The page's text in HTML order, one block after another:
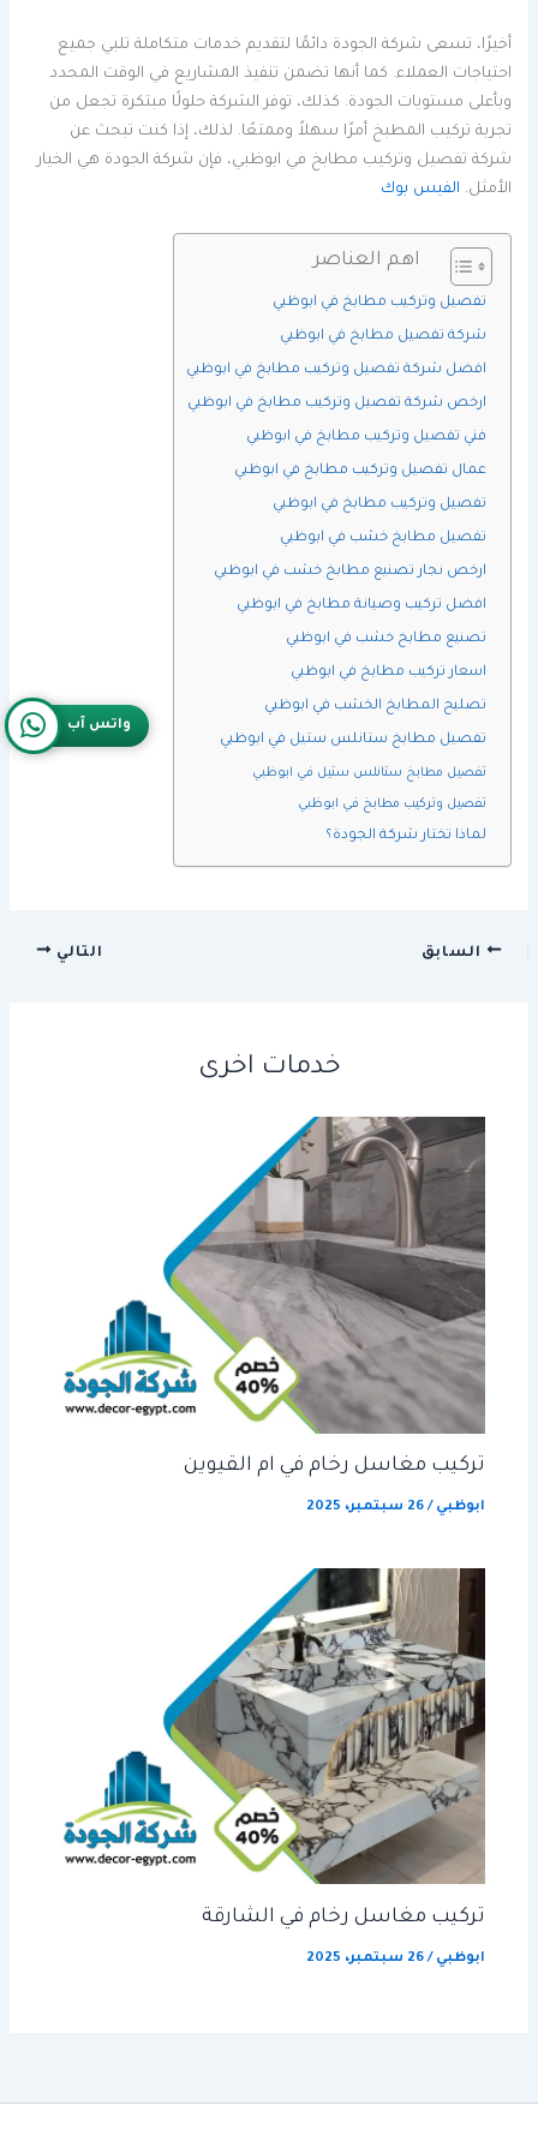
أخيرًا، تسعى شركة الجودة دائمًا لتقديم خدمات متكاملة تلبي جميع
احتياجات العملاء. كما أنها تضمن تنفيذ المشاريع في الوقت المحدد
وبأعلى مستويات الجودة. كذلك، توفر الشركة حلولًا مبتكرة تجعل من
تجربة تركيب المطبخ أمرًا سهلاً وممتعًا. لذلك، إذا كنت تبحث عن
شركة تفصيل وتركيب مطابخ في ابوظبي، فإن شركة الجودة هي الخيار
الأمثل. الفيس بوك
اهم العناصر
تفصيل وتركيب مطابخ في ابوظبي
شركة تفصيل مطابخ في ابوظبي
افضل شركة تفصيل وتركيب مطابخ في ابوظبي
ارخص شركة تفصيل وتركيب مطابخ في ابوظبي
فني تفصيل وتركيب مطابخ في ابوظبي
عمال تفصيل وتركيب مطابخ في ابوظبي
تفصيل وتركيب مطابخ في ابوظبي
تفصيل مطابخ خشب في ابوظبي
ارخص نجار تصنيع مطابخ خشب في ابوظبي
افضل تركيب وصيانة مطابخ في ابوظبي
تصنيع مطابخ خشب في ابوظبي
اسعار تركيب مطابخ في ابوظبي
تصليح المطابخ الخشب في ابوظبي
تفصيل مطابخ ستانلس ستيل في ابوظبي
تفصيل مطابخ ستانلس ستيل في ابوظبي
تفصيل وتركيب مطابخ في ابوظبي
لماذا تختار شركة الجودة؟
السابق التالي
خدمات اخرى
تركيب مغاسل رخام في ام القيوين
ابوظبي /26 سبتمبر، 2025
تركيب مغاسل رخام في الشارقة
ابوظبي /26 سبتمبر، 2025
واتس آب